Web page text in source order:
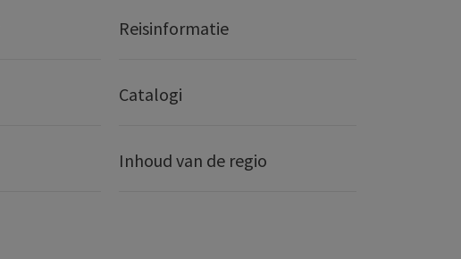
Reisinformatie
Catalogi
Inhoud van de regio